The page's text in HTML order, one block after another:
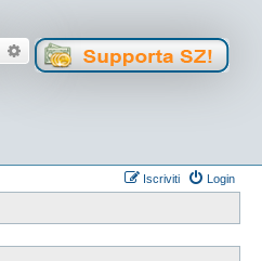
Cerca Ricerca avanzata
Login
Iscriviti